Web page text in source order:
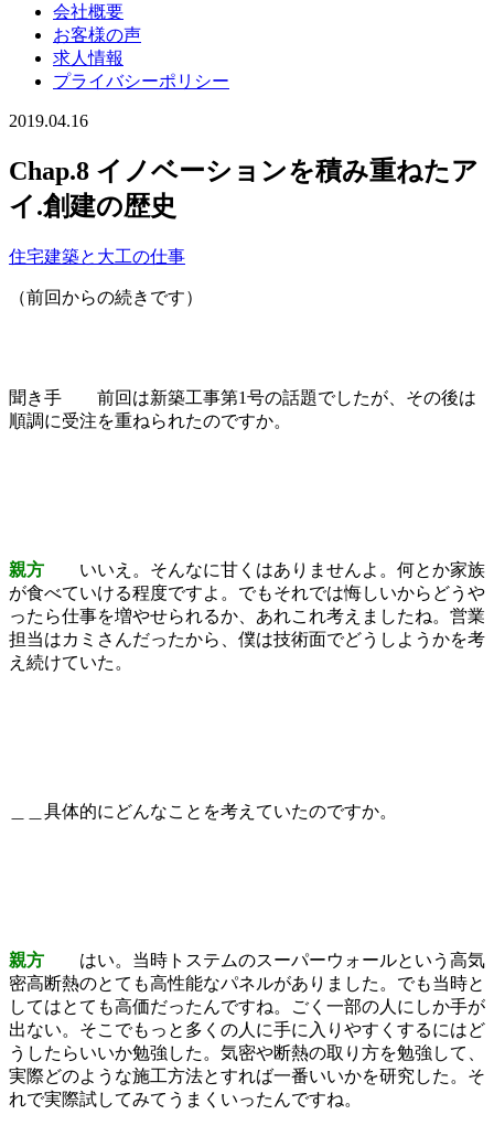
会社概要
お客様の声
求人情報
プライバシーポリシー
2019.04.16
Chap.8 イノベーションを積み重ねたア
イ.創建の歴史
住宅建築と大工の仕事
（前回からの続きです）
聞き手 前回は新築工事第1号の話題でしたが、その後は
順調に受注を重ねられたのですか。
親方 いいえ。そんなに甘くはありませんよ。何とか家族
が食べていける程度ですよ。でもそれでは悔しいからどうや
ったら仕事を増やせられるか、あれこれ考えましたね。営業
担当はカミさんだったから、僕は技術面でどうしようかを考
え続けていた。
＿＿具体的にどんなことを考えていたのですか。
親方 はい。当時トステムのスーパーウォールという高気
密高断熱のとても高性能なパネルがありました。でも当時と
してはとても高価だったんですね。ごく一部の人にしか手が
出ない。そこでもっと多くの人に手に入りやすくするにはど
うしたらいいか勉強した。気密や断熱の取り方を勉強して、
実際どのような施工方法とすれば一番いいかを研究した。そ
れで実際試してみてうまくいったんですね。